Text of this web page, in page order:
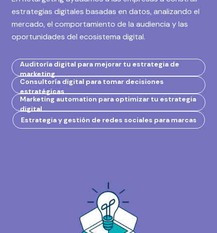
estrategias digitales basadas en datos, analizando el
mercado, el comportamiento de la audiencia y las
oportunidades del ecosistema digital.
Auditoría digital para mejorar tu estrategia de
marketing
Consultoría digital para tomar decisiones
estratégicas
Marketing automation para optimizar tu estrategia
digital
Estrategia y gestión de redes sociales para marcas